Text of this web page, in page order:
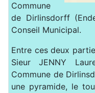
Commune
de Dirlinsdorff
Conseil Municipal.
Entre ces deux
Sieur JENNY
Commune de
une pyramide, le